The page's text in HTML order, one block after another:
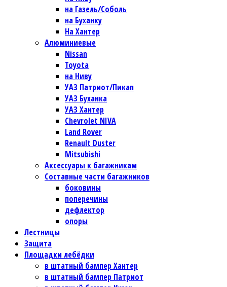
на Газель/Соболь
на Буханку
На Хантер
Алюминиевые
Nissan
Toyota
на Ниву
УАЗ Патриот/Пикап
УАЗ Буханка
УАЗ Хантер
Chevrolet NIVA
Land Rover
Renault Duster
Mitsubishi
Аксессуары к багажникам
Составные части багажников
боковины
поперечины
дефлектор
опоры
Лестницы
Защита
Площадки лебёдки
в штатный бампер Хантер
в штатный бампер Патриот